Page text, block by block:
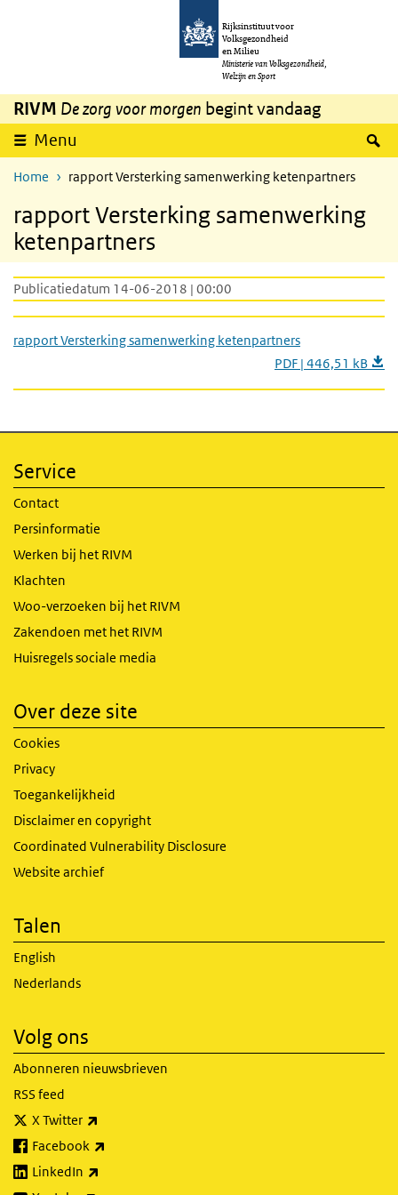
Overslaan en naar de inhoud gaan
Rijksinstituut voor
Volksgezondheid
en Milieu
Ministerie van Volksgezondheid,
Welzijn en Sport
RIVM De zorg voor morgen begint vandaag
Menu
Home rapport Versterking samenwerking ketenpartners
rapport Versterking samenwerking
ketenpartners
Publicatiedatum 14-06-2018 | 00:00
rapport Versterking samenwerking ketenpartners
PDF | 446,51 kB
Service
Contact
Persinformatie
Werken bij het RIVM
Klachten
Woo-verzoeken bij het RIVM
Zakendoen met het RIVM
Huisregels sociale media
Over deze site
Cookies
Privacy
Toegankelijkheid
Disclaimer en copyright
Coordinated Vulnerability Disclosure
Website archief
Talen
English
Nederlands
Volg ons
Abonneren nieuwsbrieven
RSS feed
X Twitter
Facebook
LinkedIn